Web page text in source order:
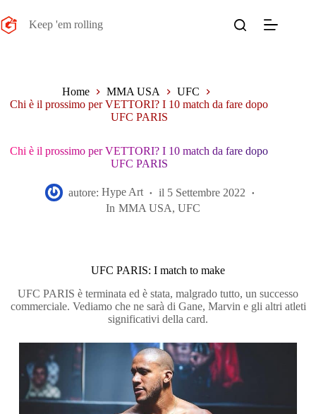
al
contenuto
Keep 'em rolling
Home MMA USA
UFC
Chi è il prossimo per VETTORI? I 10 match da fare dopo
UFC PARIS
Chi è il prossimo per VETTORI? I 10 match da fare dopo
UFC PARIS
autore: Hype Art il 5 Settembre 2022
In MMA USA, UFC
UFC PARIS: I match to make
UFC PARIS è terminata ed è stata, malgrado tutto, un successo
commerciale. Vediamo che ne sarà di Gane, Marvin e gli altri atleti
significativi della card.